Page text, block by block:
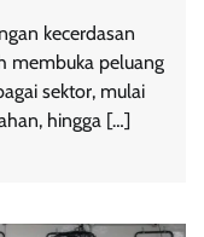
kecerdasan
membuka peluang
sektor, mulai
hingga […]